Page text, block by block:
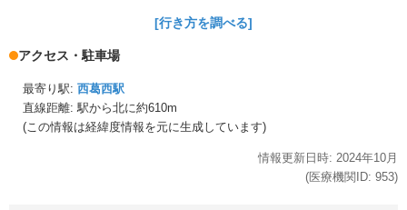
[行き方を調べる]
アクセス・駐車場
最寄り駅: 西葛西駅
直線距離: 駅から北に約610m
(この情報は経緯度情報を元に生成しています)
情報更新日時: 2024年10月
(医療機関ID: 953)